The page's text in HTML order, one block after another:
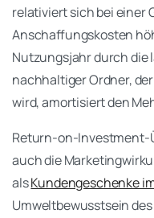
relativiert sich bei einer
Anschaffungskosten
Nutzungsjahr durch die
nachhaltiger Ordner,
wird, amortisiert den
Return-on-Investment-
auch die
alsKundengeschenke
Umweltbewusstsein